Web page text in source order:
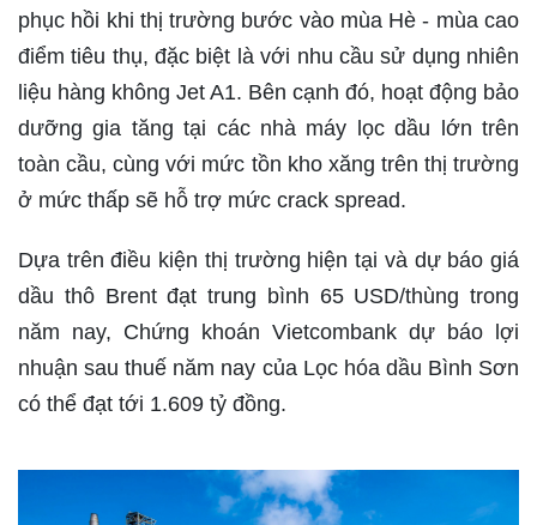
phục hồi khi thị trường bước vào mùa Hè - mùa cao
điểm tiêu thụ, đặc biệt là với nhu cầu sử dụng nhiên
liệu hàng không Jet A1. Bên cạnh đó, hoạt động bảo
dưỡng gia tăng tại các nhà máy lọc dầu lớn trên
toàn cầu, cùng với mức tồn kho xăng trên thị trường
ở mức thấp sẽ hỗ trợ mức crack spread.
Dựa trên điều kiện thị trường hiện tại và dự báo giá
dầu thô Brent đạt trung bình 65 USD/thùng trong
năm nay, Chứng khoán Vietcombank dự báo lợi
nhuận sau thuế năm nay của Lọc hóa dầu Bình Sơn
có thể đạt tới 1.609 tỷ đồng.